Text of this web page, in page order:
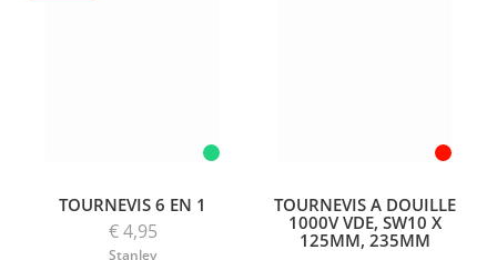
TOURNEVIS 6 EN 1
€ 4,95
Stanley
TOURNEVIS A DOUILLE
1000V VDE, SW10 X
125MM, 235MM